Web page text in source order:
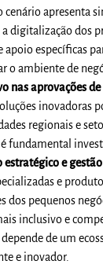
cenário apresenta
digitalização dos
apoio específicas
o ambiente de
nas aprovações
inovadoras
regionais e
é fundamental
e
e
dos pequenos
inclusivo e
de um
e inovador.